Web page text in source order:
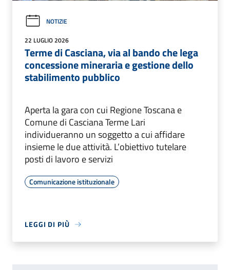
NOTIZIE
22 LUGLIO 2026
Terme di Casciana, via al bando che lega
concessione mineraria e gestione dello
stabilimento pubblico
Aperta la gara con cui Regione Toscana e
Comune di Casciana Terme Lari
individueranno un soggetto a cui affidare
insieme le due attività. L’obiettivo tutelare
posti di lavoro e servizi
Comunicazione istituzionale
LEGGI DI PIÙ